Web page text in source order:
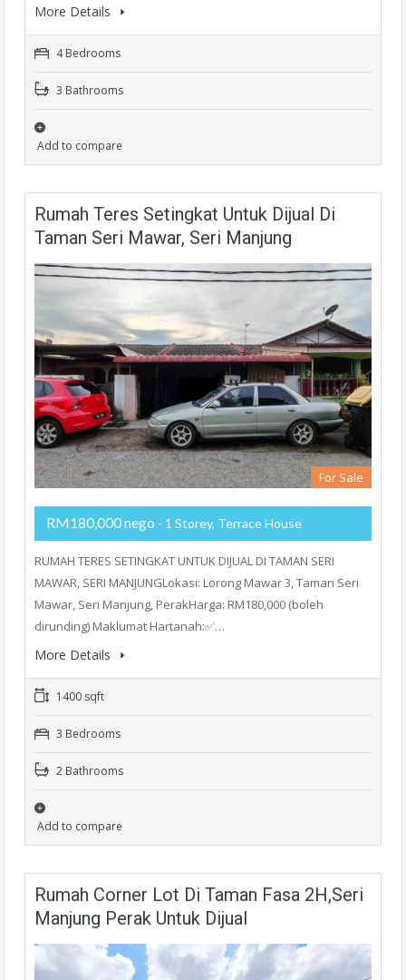
More Details
4 Bedrooms
3 Bathrooms
Add to compare
Rumah Teres Setingkat Untuk Dijual Di
Taman Seri Mawar, Seri Manjung
For Sale
RM180,000 nego - 1 Storey, Terrace House
RUMAH TERES SETINGKAT UNTUK DIJUAL DI TAMAN SERI
MAWAR, SERI MANJUNGLokasi: Lorong Mawar 3, Taman Seri
Mawar, Seri Manjung, PerakHarga: RM180,000 (boleh
dirunding) Maklumat Hartanah:✅…
More Details
1400 sqft
3 Bedrooms
2 Bathrooms
Add to compare
Rumah Corner Lot Di Taman Fasa 2H,Seri
Manjung Perak Untuk Dijual